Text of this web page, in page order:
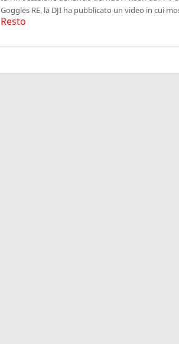
Goggles RE, la DJI ha pubblicato un video in cui
Resto